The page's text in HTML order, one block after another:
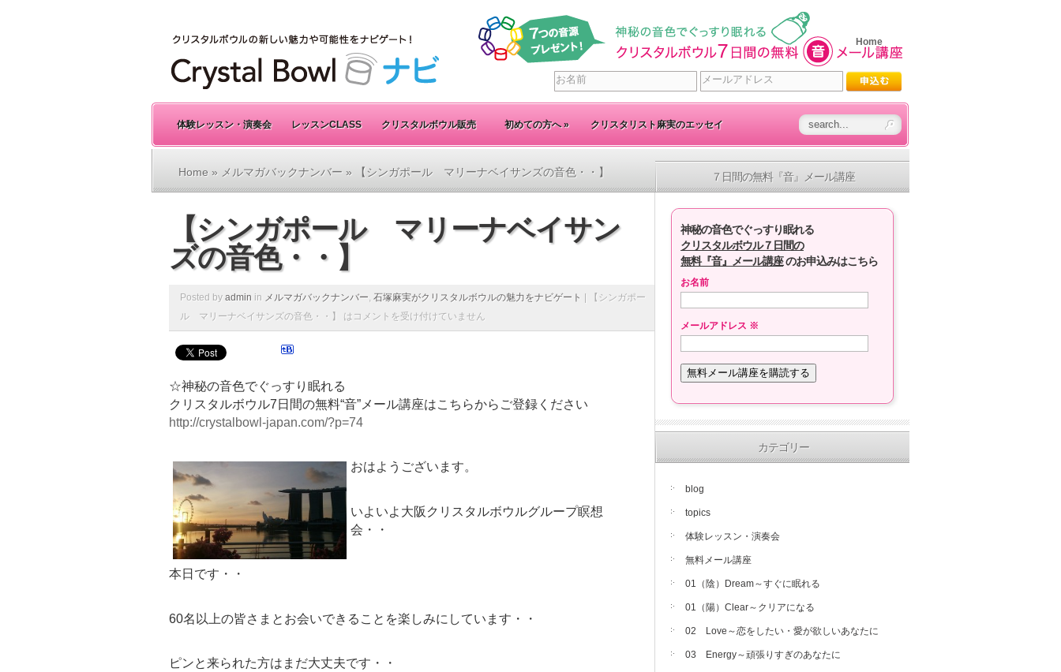
Home
体験レッスン・演奏会 レッスンCLASS クリスタルボウル販売 初めての方へ» クリスタリスト麻実のエッセイ
Home » メルマガバックナンバー » 【シンガポール マリーナベイサンズの音色・・】
【シンガポール マリーナベイサン
ズの音色・・】
Posted by admin in メルマガバックナンバー, 石塚麻実がクリスタルボウルの魅力をナビゲート
【シンガポー
ル マリーナベイサンズの音色・・】 は コメントを受け付けていません
☆神秘の音色でぐっすり眠れる
クリスタルボウル7日間の無料“音”メール講座はこちらからご登録ください
http://crystalbowl-japan.com/?p=74
おはようございます。
いよいよ大阪クリスタルボウルグループ瞑想
会・・
本日です・・
60名以上の皆さまとお会いできることを楽しみにしています・・
ピンと来られた方はまだ大丈夫です・・
７日間の無料『音』メール講座
神秘の音色でぐっすり眠れる
クリスタルボウル７日間の
無料『音』メール講座のお申込みはこちら
お名前
メールアドレス ※
カテゴリー
blog
topics
体験レッスン・演奏会
無料メール講座
01（陰）Dream～すぐに眠れる
01（陽）Clear～クリアになる
02 Love～恋をしたい・愛が欲しいあなたに
03 Energy～頑張りすぎのあなたに